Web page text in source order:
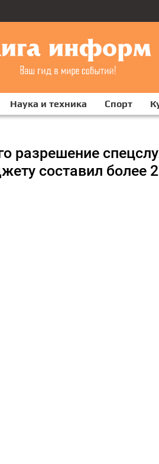
Наука и техника Спорт
разрешение
составил более